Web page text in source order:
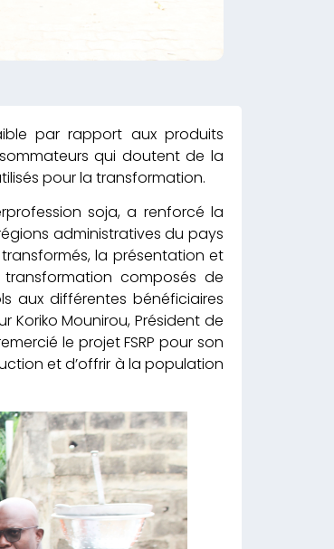
par rapport aux produits
qui doutent de la
pour la transformation.
soja, a renforcé la
administratives du pays
la présentation et
transformation composés de
aux différentes bénéficiaires
Mounirou, Président de
le projet FSRP pour son
et d’offrir à la population